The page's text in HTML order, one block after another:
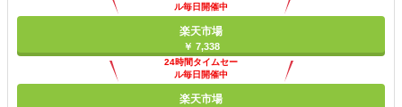
ル毎日開催中
楽天市場
￥ 7,338
24時間タイムセー
ル毎日開催中
楽天市場